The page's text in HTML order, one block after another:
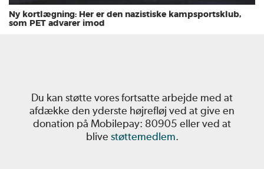
Ny kortlægning: Her er den nazistiske kampsportsklub,
som PET advarer imod
Du kan støtte vores fortsatte arbejde med at
afdække den yderste højrefløj ved at give en
donation på Mobilepay: 80905 eller ved at
blive støttemedlem.